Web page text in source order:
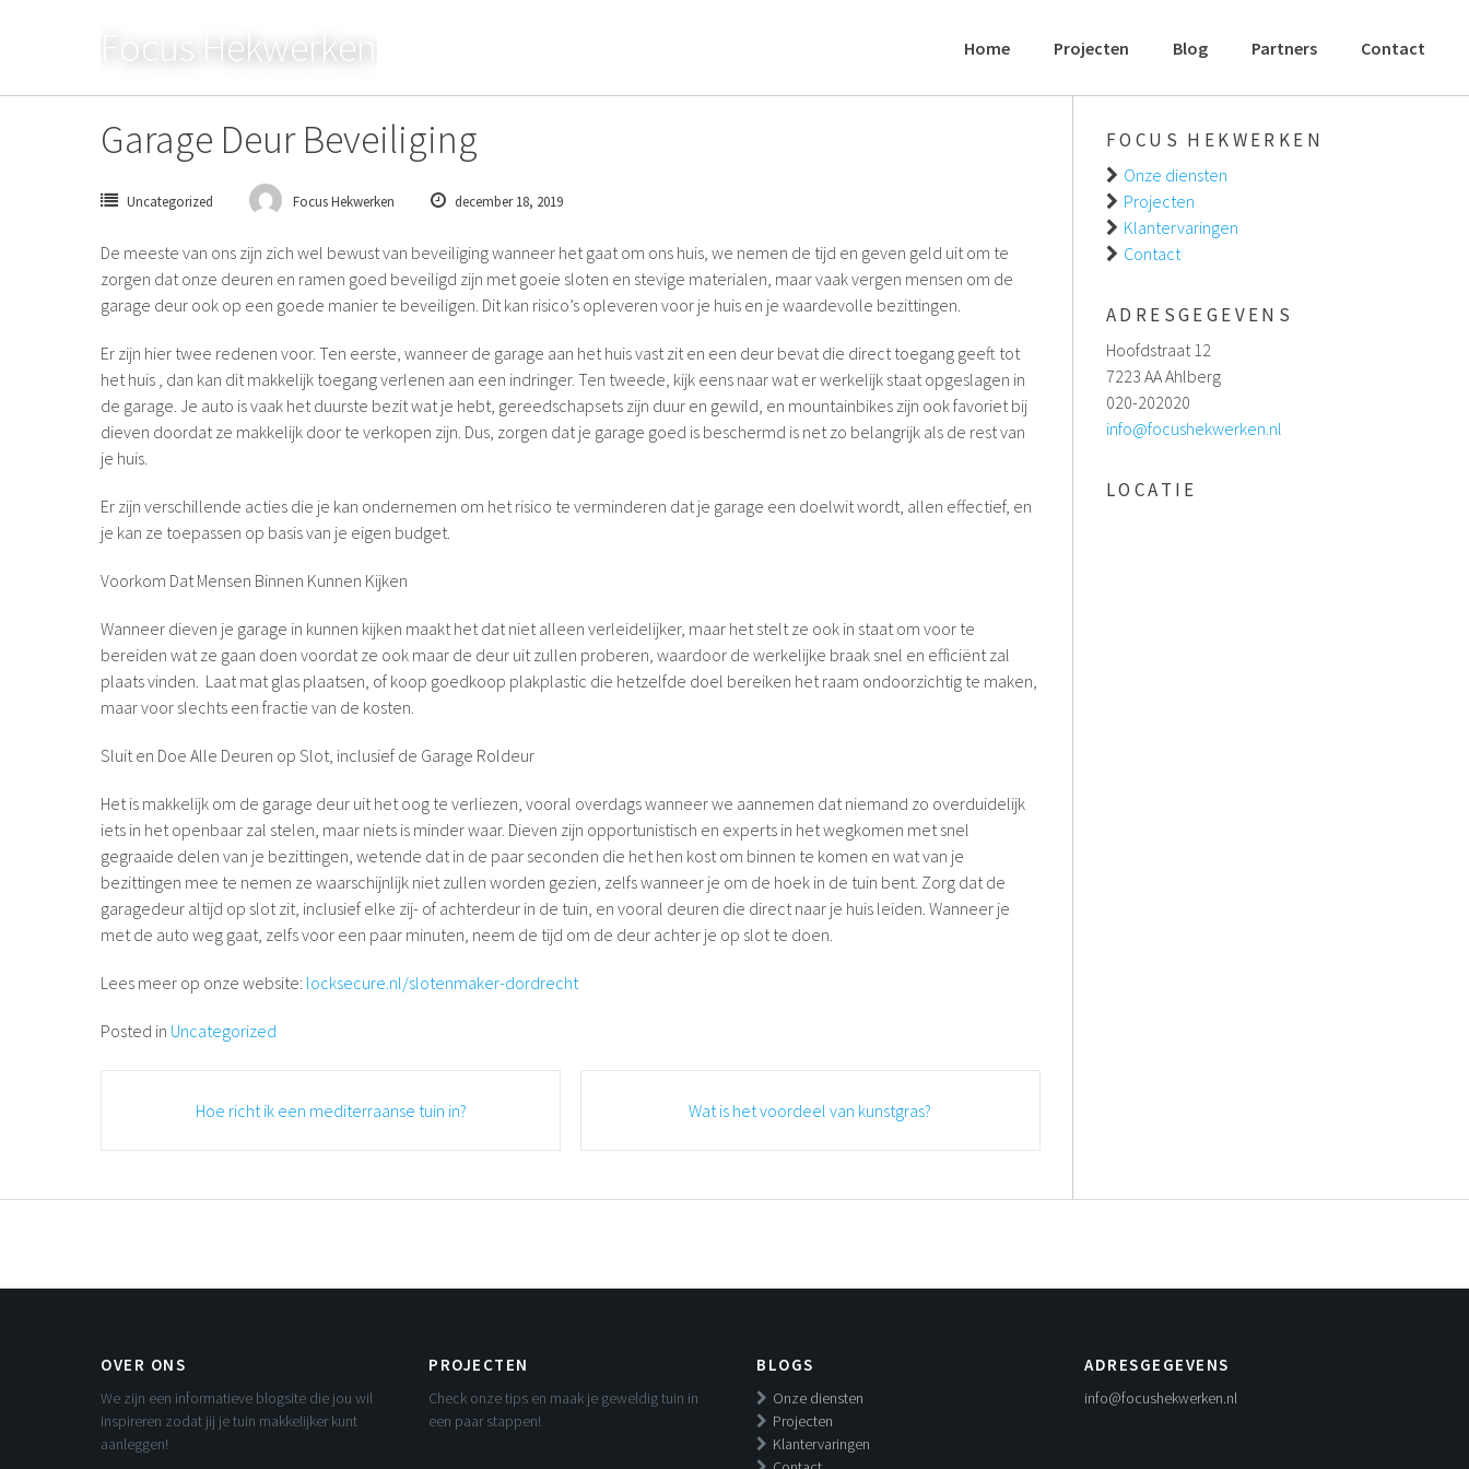
Focus Hekwerken Home Projecten Blog Partners Contact
Garage Deur Beveiliging
Uncategorized Focus Hekwerken december 18, 2019
De meeste van ons zijn zich wel bewust van beveiliging wanneer het gaat om ons huis, we nemen de tijd en geven geld uit om te
zorgen dat onze deuren en ramen goed beveiligd zijn met goeie sloten en stevige materialen, maar vaak vergen mensen om de
garage deur ook op een goede manier te beveiligen. Dit kan risico’s opleveren voor je huis en je waardevolle bezittingen.
Er zijn hier twee redenen voor. Ten eerste, wanneer de garage aan het huis vast zit en een deur bevat die direct toegang geeft tot
het huis , dan kan dit makkelijk toegang verlenen aan een indringer. Ten tweede, kijk eens naar wat er werkelijk staat opgeslagen in
de garage. Je auto is vaak het duurste bezit wat je hebt, gereedschapsets zijn duur en gewild, en mountainbikes zijn ook favoriet bij
dieven doordat ze makkelijk door te verkopen zijn. Dus, zorgen dat je garage goed is beschermd is net zo belangrijk als de rest van
je huis.
Er zijn verschillende acties die je kan ondernemen om het risico te verminderen dat je garage een doelwit wordt, allen effectief, en
je kan ze toepassen op basis van je eigen budget.
Voorkom Dat Mensen Binnen Kunnen Kijken
Wanneer dieven je garage in kunnen kijken maakt het dat niet alleen verleidelijker, maar het stelt ze ook in staat om voor te
bereiden wat ze gaan doen voordat ze ook maar de deur uit zullen proberen, waardoor de werkelijke braak snel en efficiënt zal
plaats vinden. Laat mat glas plaatsen, of koop goedkoop plakplastic die hetzelfde doel bereiken het raam ondoorzichtig te maken,
maar voor slechts een fractie van de kosten.
Sluit en Doe Alle Deuren op Slot, inclusief de Garage Roldeur
Het is makkelijk om de garage deur uit het oog te verliezen, vooral overdags wanneer we aannemen dat niemand zo overduidelijk
iets in het openbaar zal stelen, maar niets is minder waar. Dieven zijn opportunistisch en experts in het wegkomen met snel
gegraaide delen van je bezittingen, wetende dat in de paar seconden die het hen kost om binnen te komen en wat van je
bezittingen mee te nemen ze waarschijnlijk niet zullen worden gezien, zelfs wanneer je om de hoek in de tuin bent. Zorg dat de
garagedeur altijd op slot zit, inclusief elke zij- of achterdeur in de tuin, en vooral deuren die direct naar je huis leiden. Wanneer je
met de auto weg gaat, zelfs voor een paar minuten, neem de tijd om de deur achter je op slot te doen.
Lees meer op onze website: locksecure.nl/slotenmaker-dordrecht
Posted in Uncategorized
navigationHoe richt ik een mediterraanse tuin in? Wat is het voordeel van kunstgras?
FOCUS HEKWERKEN
Onze diensten
Projecten
Klantervaringen
Contact
ADRESGEGEVENS
Hoofdstraat 12
7223 AA Ahlberg
020-202020
info@focushekwerken.nl
LOCATIE
OVER ONS
We zijn een informatieve blogsite die jou wil
inspireren zodat jij je tuin makkelijker kunt
aanleggen!
PROJECTEN
Check onze tips en maak je geweldig tuin in
een paar stappen!
BLOGS
Onze diensten
Projecten
Klantervaringen
ADRESGEGEVENS
info@focushekwerken.nl